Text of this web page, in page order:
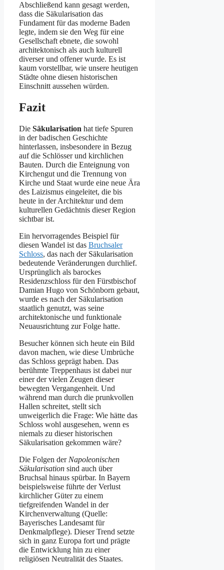
Abschließend kann gesagt werden,
dass die Säkularisation das
Fundament für das moderne Baden
legte, indem sie den Weg für eine
Gesellschaft ebnete, die sowohl
architektonisch als auch kulturell
diverser und offener wurde. Es ist
kaum vorstellbar, wie unsere heutigen
Städte ohne diesen historischen
Einschnitt aussehen würden.
Fazit
Die Säkularisation hat tiefe Spuren
in der badischen Geschichte
hinterlassen, insbesondere in Bezug
auf die Schlösser und kirchlichen
Bauten. Durch die Enteignung von
Kirchengut und die Trennung von
Kirche und Staat wurde eine neue Ära
des Laizismus eingeleitet, die bis
heute in der Architektur und dem
kulturellen Gedächtnis dieser Region
sichtbar ist.
Ein hervorragendes Beispiel für
diesen Wandel ist das Bruchsaler
Schloss, das nach der Säkularisation
bedeutende Veränderungen durchlief.
Ursprünglich als barockes
Residenzschloss für den Fürstbischof
Damian Hugo von Schönborn gebaut,
wurde es nach der Säkularisation
staatlich genutzt, was seine
architektonische und funktionale
Neuausrichtung zur Folge hatte.
Besucher können sich heute ein Bild
davon machen, wie diese Umbrüche
das Schloss geprägt haben. Das
berühmte Treppenhaus ist dabei nur
einer der vielen Zeugen dieser
bewegten Vergangenheit. Und
während man durch die prunkvollen
Hallen schreitet, stellt sich
unweigerlich die Frage: Wie hätte das
Schloss wohl ausgesehen, wenn es
niemals zu dieser historischen
Säkularisation gekommen wäre?
Die Folgen der Napoleonischen
Säkularisation sind auch über
Bruchsal hinaus spürbar. In Bayern
beispielsweise führte der Verlust
kirchlicher Güter zu einem
tiefgreifenden Wandel in der
Kirchenverwaltung (Quelle:
Bayerisches Landesamt für
Denkmalpflege). Dieser Trend setzte
sich in ganz Europa fort und prägte
die Entwicklung hin zu einer
religiösen Neutralität des Staates.